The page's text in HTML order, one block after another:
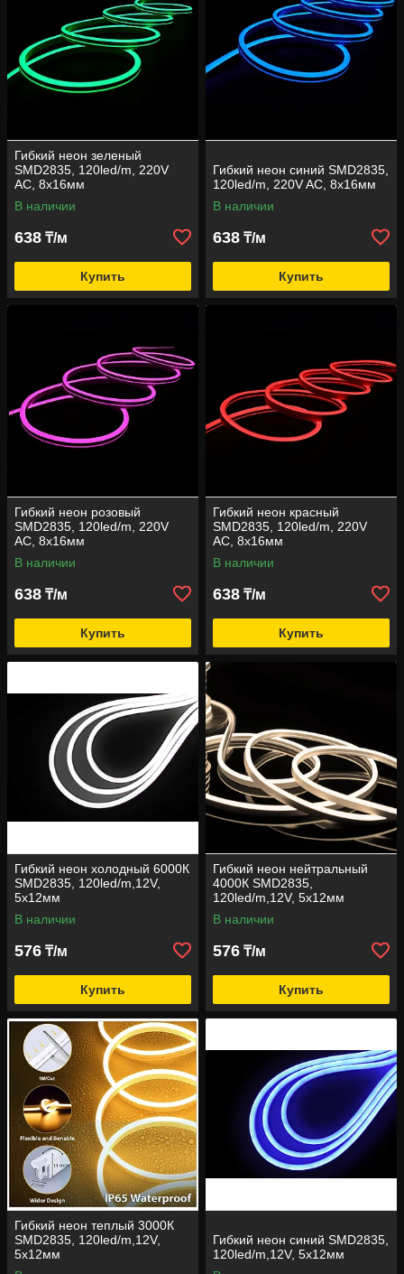
Гибкий неон зеленый
SMD2835, 120led/m, 220V
AC, 8х16мм
В наличии
638 ₸/м
Купить
Гибкий неон синий SMD2835,
120led/m, 220V AC, 8х16мм
В наличии
638 ₸/м
Купить
Гибкий неон розовый
SMD2835, 120led/m, 220V
AC, 8х16мм
В наличии
638 ₸/м
Купить
Гибкий неон красный
SMD2835, 120led/m, 220V
AC, 8х16мм
В наличии
638 ₸/м
Купить
Гибкий неон холодный 6000К
SMD2835, 120led/m,12V,
5х12мм
В наличии
576 ₸/м
Купить
Гибкий неон нейтральный
4000К SMD2835,
120led/m,12V, 5х12мм
В наличии
576 ₸/м
Купить
Гибкий неон теплый 3000К
SMD2835, 120led/m,12V,
5х12мм
Гибкий неон синий SMD2835,
120led/m,12V, 5х12мм